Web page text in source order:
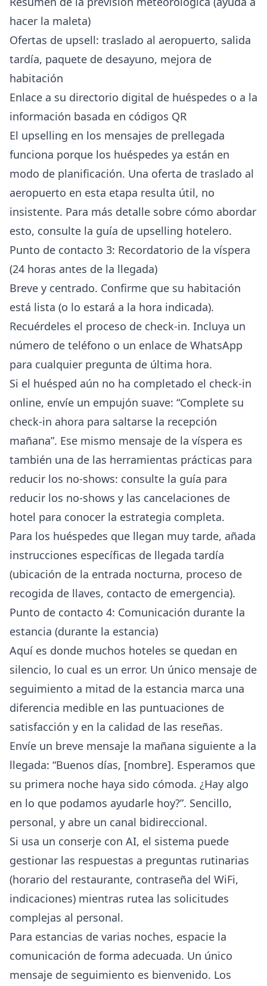
hacer la maleta)
Ofertas de upsell: traslado al aeropuerto, salida
tardía, paquete de desayuno, mejora de
habitación
Enlace a su directorio digital de huéspedes o a la
información basada en códigos QR
El upselling en los mensajes de prellegada
funciona porque los huéspedes ya están en
modo de planificación. Una oferta de traslado al
aeropuerto en esta etapa resulta útil, no
insistente. Para más detalle sobre cómo abordar
esto, consulte la guía de upselling hotelero.
Punto de contacto 3: Recordatorio de la víspera
(24 horas antes de la llegada)
Breve y centrado. Confirme que su habitación
está lista (o lo estará a la hora indicada).
Recuérdeles el proceso de check-in. Incluya un
número de teléfono o un enlace de WhatsApp
para cualquier pregunta de última hora.
Si el huésped aún no ha completado el check-in
online, envíe un empujón suave: “Complete su
check-in ahora para saltarse la recepción
mañana”. Ese mismo mensaje de la víspera es
también una de las herramientas prácticas para
reducir los no-shows: consulte la guía para
reducir los no-shows y las cancelaciones de
hotel para conocer la estrategia completa.
Para los huéspedes que llegan muy tarde, añada
instrucciones específicas de llegada tardía
(ubicación de la entrada nocturna, proceso de
recogida de llaves, contacto de emergencia).
Punto de contacto 4: Comunicación durante la
estancia (durante la estancia)
Aquí es donde muchos hoteles se quedan en
silencio, lo cual es un error. Un único mensaje de
seguimiento a mitad de la estancia marca una
diferencia medible en las puntuaciones de
satisfacción y en la calidad de las reseñas.
Envíe un breve mensaje la mañana siguiente a la
llegada: “Buenos días, [nombre]. Esperamos que
su primera noche haya sido cómoda. ¿Hay algo
en lo que podamos ayudarle hoy?”. Sencillo,
personal, y abre un canal bidireccional.
Si usa un conserje con AI, el sistema puede
gestionar las respuestas a preguntas rutinarias
(horario del restaurante, contraseña del WiFi,
indicaciones) mientras rutea las solicitudes
complejas al personal.
Para estancias de varias noches, espacie la
comunicación de forma adecuada. Un único
mensaje de seguimiento es bienvenido. Los